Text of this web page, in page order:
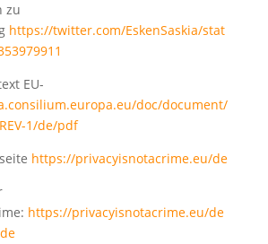
zu
https://twitter.com/EskenSaskia/stat
EU-
doc/document/
1/de/pdf
https://privacyisnotacrime.eu/de
https://privacyisnotacrime.eu/de